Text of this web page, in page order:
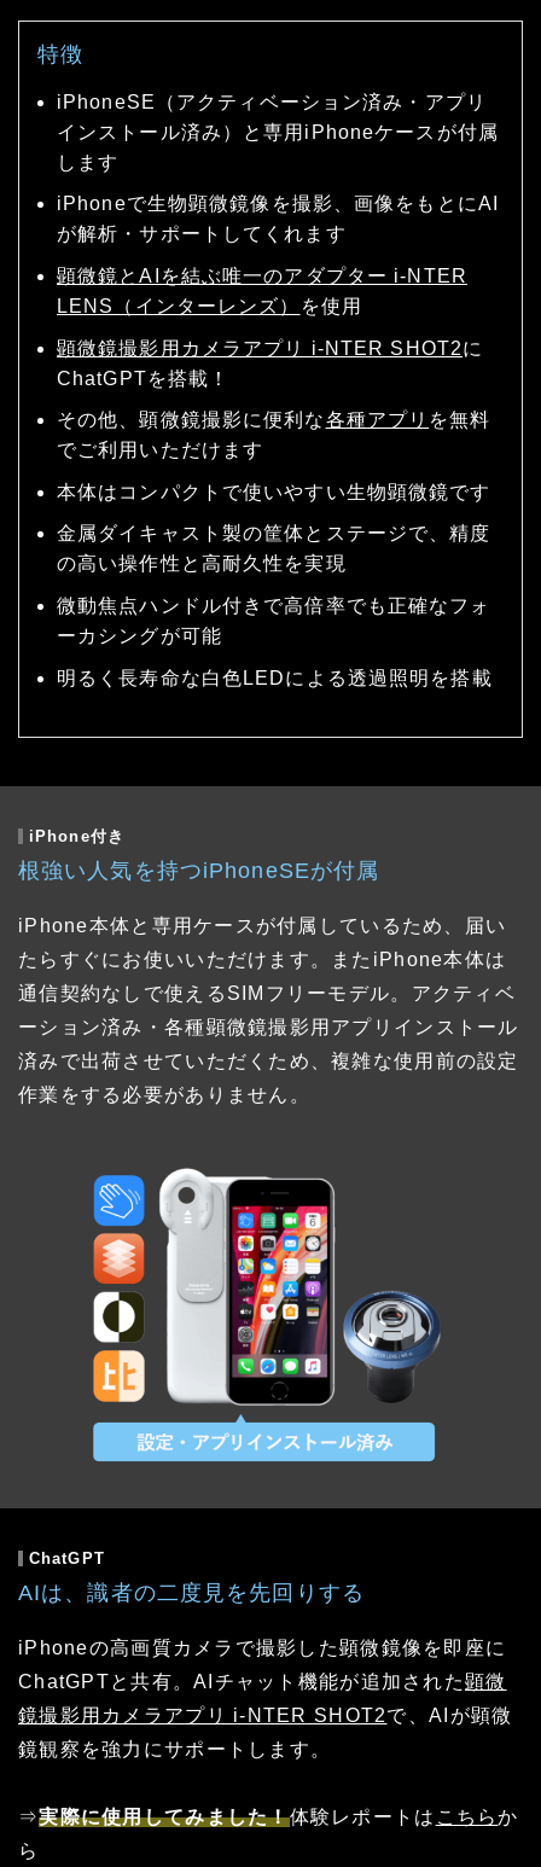
特徴
iPhoneSE（アクティベーション済み・アプリ
インストール済み）と専用iPhoneケースが付属
します
iPhoneで生物顕微鏡像を撮影、画像をもとにAI
が解析・サポートしてくれます
顕微鏡とAIを結ぶ唯一のアダプター i-NTER
LENS（インターレンズ）
を使用
顕微鏡撮影用カメラアプリ i-NTER SHOT2に
ChatGPTを搭載！
その他、顕微鏡撮影に便利な各種アプリ を無料
でご利用いただけます
本体はコンパクトで使いやすい生物顕微鏡です
金属ダイキャスト製の筐体とステージで、精度
の高い操作性と高耐久性を実現
微動焦点ハンドル付きで高倍率でも正確なフォ
ーカシングが可能
明るく長寿命な白色LEDによる透過照明を搭載
iPhone付き
根強い人気を持つiPhoneSEが付属
iPhone本体と専用ケースが付属しているため、届い
たらすぐにお使いいただけます。またiPhone本体は
通信契約なしで使えるSIMフリーモデル。アクティベ
ーション済み・各種顕微鏡撮影用アプリインストール
済みで出荷させていただくため、複雑な使用前の設定
作業をする必要がありません。
ChatGPT
AIは、識者の二度見を先回りする
iPhoneの高画質カメラで撮影した顕微鏡像を即座に
ChatGPTと共有。AIチャット機能が追加された顕微
鏡撮影用カメラアプリ i-NTER SHOT2で、AIが顕微
鏡観察を強力にサポートします。
⇒実際に使用してみました！体験レポートは こちらか
ら